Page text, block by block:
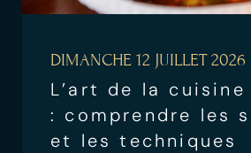
DIMANCHE 12 JUILLET 2026
L’art de la
: comprendre les
et les techniques